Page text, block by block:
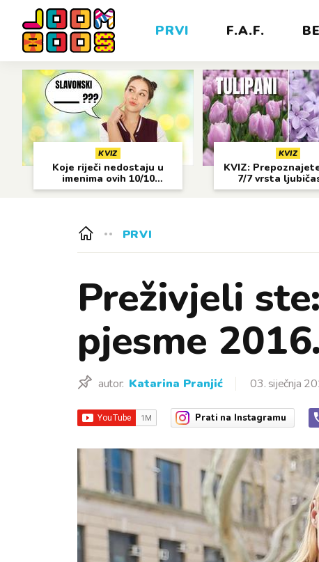
PRVI F.A.F.
KVIZ
Koje riječi nedostaju u
imenima ovih 10/10
gradova?
KVIZ
KVIZ:
7/7 vrsta
cvijeća?
PRVI
Preživjeli
pjesme
autor: Katarina Pranjić 03. siječnja
Prati na Instagramu